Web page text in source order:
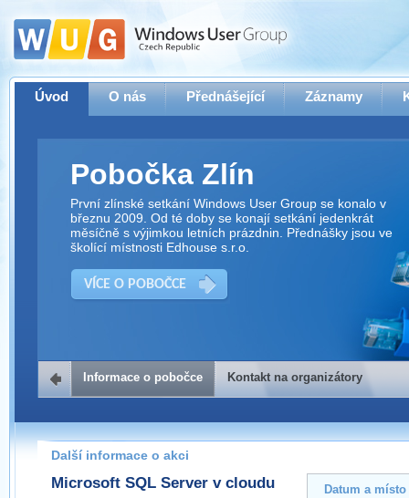
Úvod O nás Přednášející Záznamy
Pobočka Zlín
První zlínské setkání Windows User Group se konalo v
březnu 2009. Od té doby se konají setkání jedenkrát
měsíčně s výjimkou letních prázdnin. Přednášky jsou ve
školící místnosti Edhouse s.r.o.
VÍCE O POBOČCE
Kontakt na organizátory
Pokud máte jakýkoliv dotaz na organizátory této akce,
prosím neváhejte nás kontaktovat na e-mailu:
zlin@wug.cz
Informace o pobočce Kontakt na organizátory
Další informace o akci
Microsoft SQL Server v cloudu Datum a